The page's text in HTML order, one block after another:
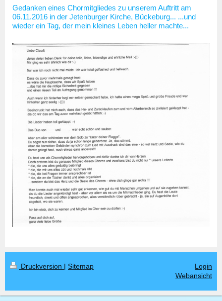
Gedanken eines Chormitgliedes zu unserem Auftritt am
06.11.2016 in der Jetenburger Kirche, Bückeburg... ...und
wieder ein Tag, der mein kleines Leben heller machte...
Druckversion | Sitemap
Login
Webansicht